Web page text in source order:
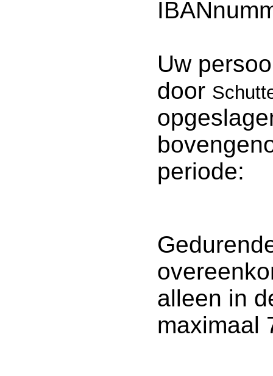
Uw
door
periode:
alleen in
maximaal